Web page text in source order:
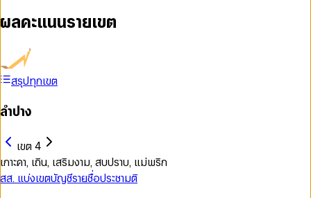
ผลคะแนนรายเขต
สรุปทุกเขต
ลำปาง
เขต 4
เกาะคา, เถิน, เสริมงาม, สบปราบ, แม่พริก
สส. แบ่งเขตบัญชีรายชื่อประชามติ